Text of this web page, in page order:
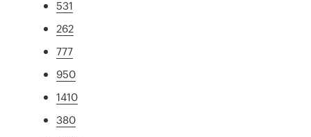
531
262
777
950
1410
380